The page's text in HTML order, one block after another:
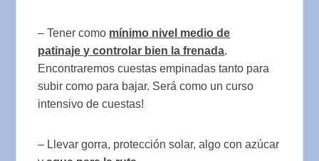
– Tener como mínimo nivel medio de
patinaje y controlar bien la frenada.
Encontraremos cuestas empinadas tanto para
subir como para bajar. Será como un curso
intensivo de cuestas!
– Llevar gorra, protección solar, algo con azúcar